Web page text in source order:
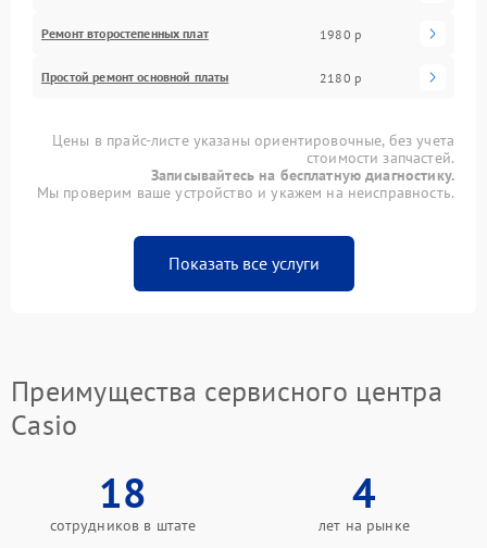
Ремонт второстепенных плат 1980 р
Простой ремонт основной платы 2180 р
Цены в прайс-листе указаны ориентировочные, без учета
стоимости запчастей.
Записывайтесь на бесплатную диагностику.
Мы проверим ваше устройство и укажем на неисправность.
Показать все услуги
Преимущества сервисного центра
Casio
18
сотрудников в штате
4
лет на рынке